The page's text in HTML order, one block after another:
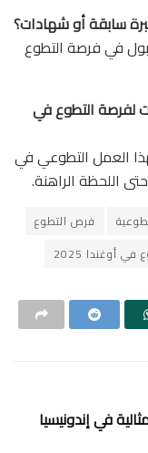
في فرصة التطوع
لفرصة التطوع في
العمل التطوعي في
اللحظة الراهنة.
فرص التطوع
أوغندا 2025
في إندونيسيا